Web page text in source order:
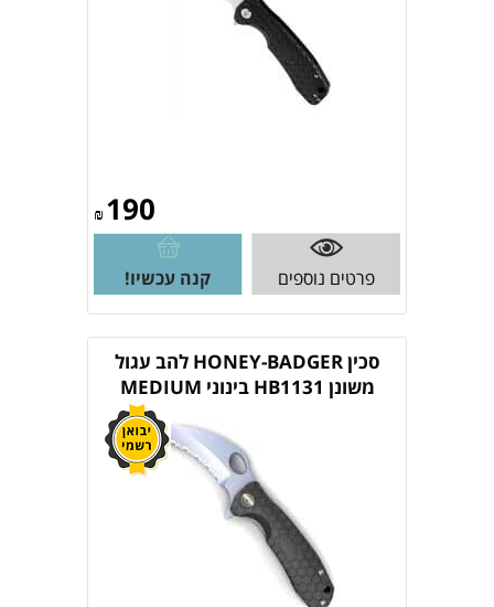
₪190
פרטים נוספים קנה עכשיו!
סכין HONEY-BADGER להב עגול
משונן HB1131 בינוני MEDIUM